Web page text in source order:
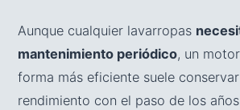
Aunque cualquier lavarropas
mantenimiento periódico, un
forma más eficiente suele
rendimiento con el paso de los